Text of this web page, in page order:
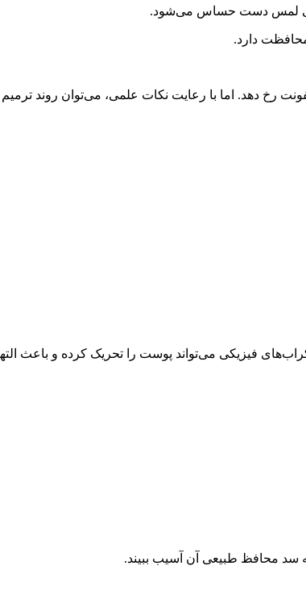
حتی لمس دست حساس می‌شود.
دارد.
دهد. اما با رعایت نکات علمی، می‌توان روند ترمیم
فیزیکی می‌تواند پوست را تحریک کرده و باعث
سد محافظ طبیعی آن آسیب ببیند.